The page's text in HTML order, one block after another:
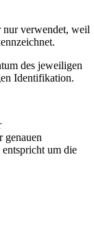
nur verwendet, weil
des jeweiligen
Identifikation.
genauen
um die